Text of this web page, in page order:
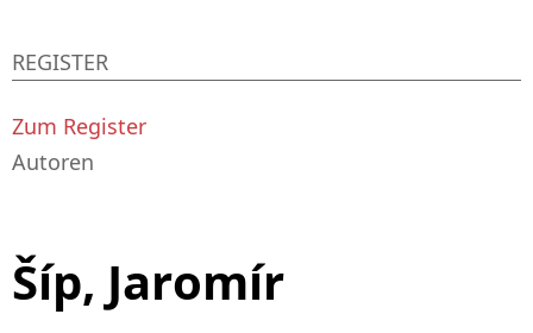
Šíp, Jaromír
REGISTER
Zum Register
Autoren